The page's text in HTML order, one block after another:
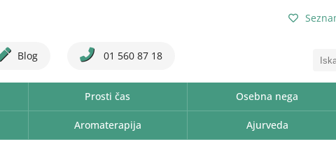
Blog 01 560 87 18
Prosti čas Osebna nega
Aromaterapija Ajurveda